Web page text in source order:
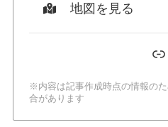
地図を見る
リンク
※内容は記事作成時点の情報の
合があります